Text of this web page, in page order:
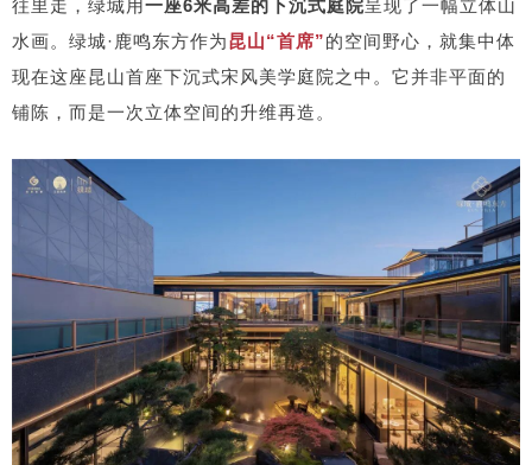
往里走，绿城用一座6米高差的下沉式庭院呈现了一幅立体山
水画。绿城·鹿鸣东方作为昆山“首席”的空间野心，就集中体
现在这座昆山首座下沉式宋风美学庭院之中。它并非平面的
铺陈，而是一次立体空间的升维再造。